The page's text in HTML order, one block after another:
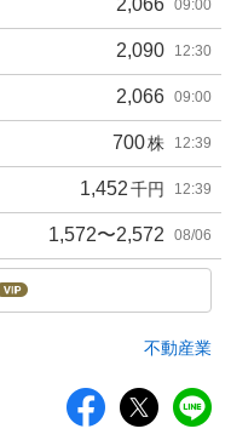
09:00
2,090 12:30
2,066 09:00
700株 12:39
1,452千円 12:39
1,572〜2,572 08/06
不動産業